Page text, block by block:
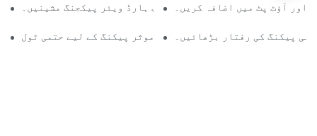
مسلسل کوالٹی کنٹرول کے لیے ٹاپ ہارڈ ویئر پیکجنگ مشینیں۔
اور آؤٹ پٹ میں اضافہ کریں۔
سکرو گنتی پیکنگ مشینیں: موثر پیکنگ کے لیے حتمی ٹول
پیکنگ کی رفتار بڑھائیں۔